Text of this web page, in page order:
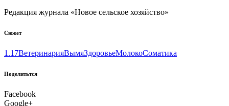
Редакция журнала «Новое сельское хозяйство»
Сюжет
1.17ВетеринарияВымяЗдоровьеМолокоСоматика
Поделитьтся
Facebook
Google+